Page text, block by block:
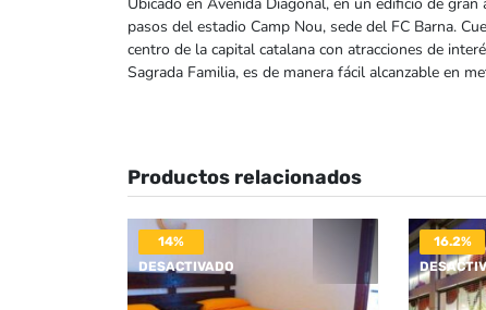
pasos del estadio Camp Nou, sede del FC Barna.
centro de la capital catalana con atracciones de
Sagrada Familia, es de manera fácil alcanzable en
Productos relacionados
14%
DESACTIVADO
16.2%